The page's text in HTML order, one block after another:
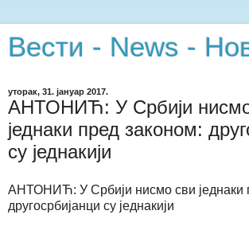
Вести - News -
уторак, 31. јануар 2017.
АНТОНИЋ: У Србији
једнаки пред законом:
су једнакији
АНТОНИЋ: У Србији нисмо сви једнаки
другосрбијанци су једнакији